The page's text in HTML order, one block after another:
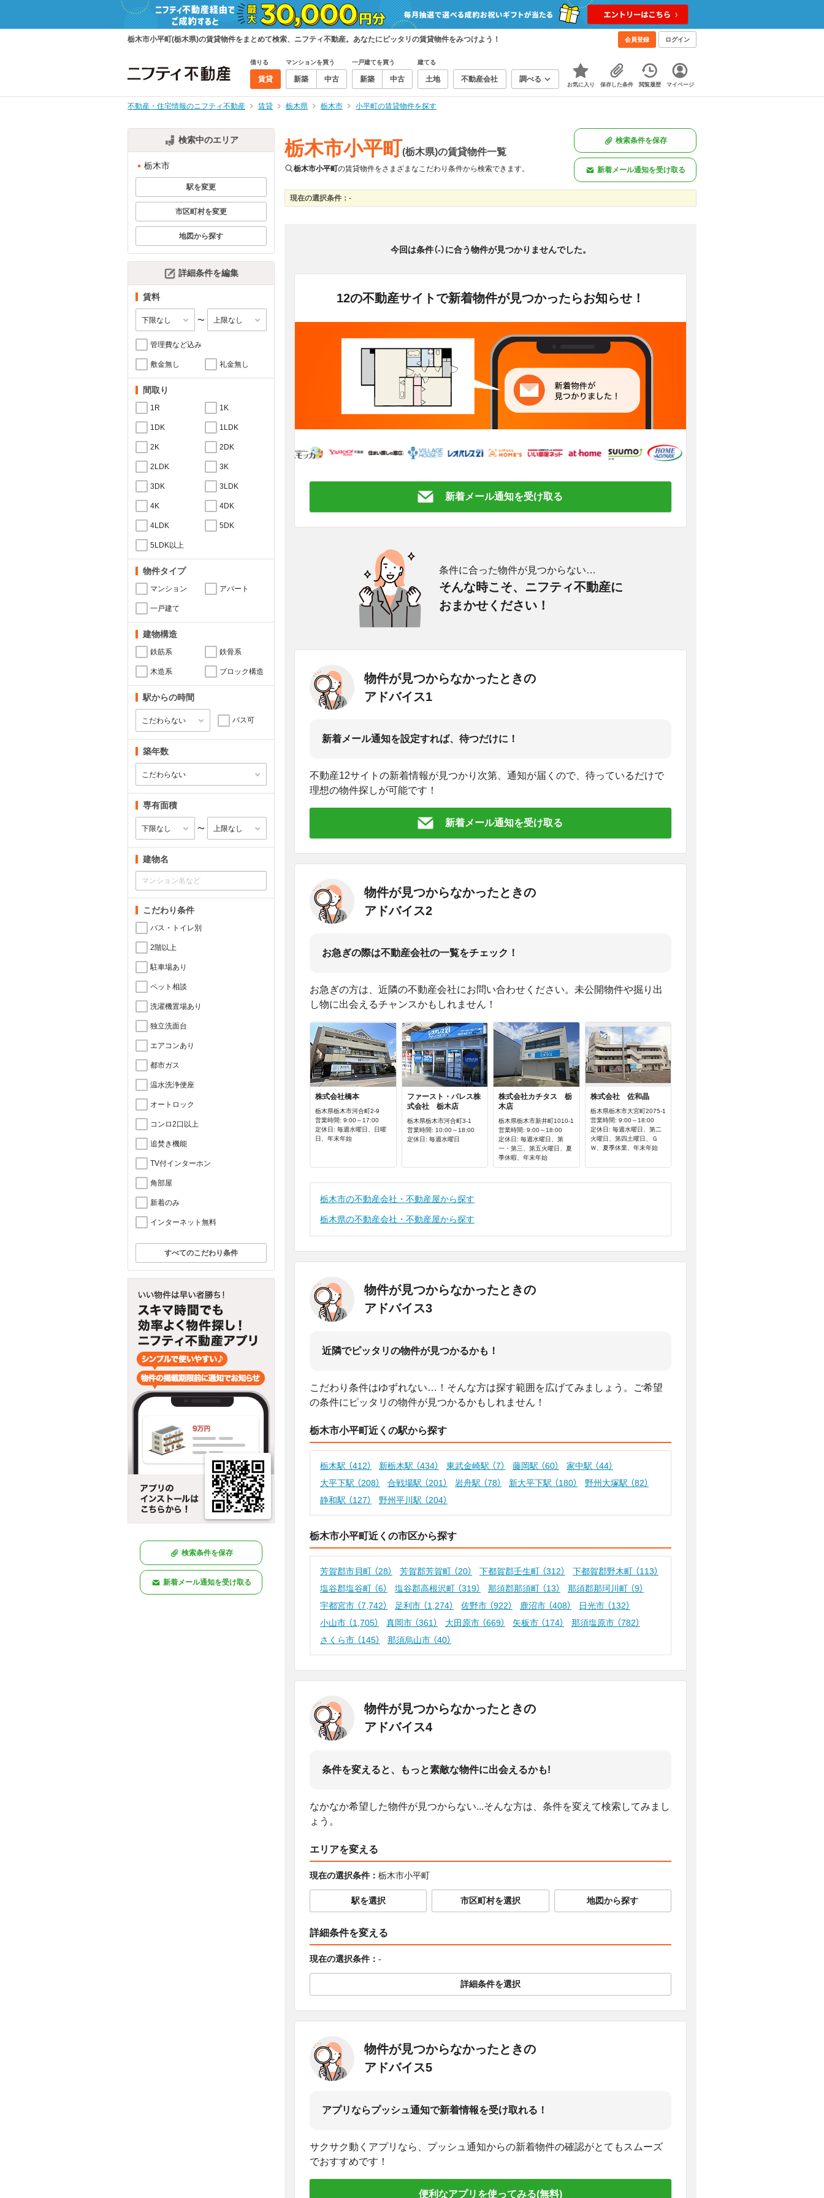
栃木市小平町(栃木県)の賃貸物件をまとめて検索、ニフティ不動産。あなたにピッタリの賃貸物件をみつけよう！ 会員登録 ログイン
借りる
賃貸
マンションを買う
新築 中古
一戸建てを買う
新築 中古
建てる
土地 不動産会社 調べる
お気に入り 保存した条件 閲覧履歴 マイページ
不動産・住宅情報のニフティ不動産 賃貸 栃木県 栃木市 小平町の賃貸物件を探す
検索中のエリア
栃木市
駅を変更
市区町村を変更
地図から探す
詳細条件を編集
賃料
〜
管理費など込み
敷金無し 礼金無し
間取り
1R 1K
1DK 1LDK
2K 2DK
2LDK 3K
3DK 3LDK
4K 4DK
4LDK 5DK
5LDK以上
物件タイプ
マンション アパート
一戸建て
建物構造
鉄筋系 鉄骨系
木造系 ブロック構造
駅からの時間
バス可
築年数
専有面積
〜
建物名
こだわり条件
バス・トイレ別
2階以上
駐車場あり
ペット相談
洗濯機置場あり
独立洗面台
エアコンあり
都市ガス
温水洗浄便座
オートロック
コンロ2口以上
追焚き機能
TV付インターホン
角部屋
新着のみ
インターネット無料
すべてのこだわり条件
検索条件を保存
新着メール通知を受け取る
栃木市小平町(栃木県)の賃貸物件一覧
栃木市小平町の賃貸物件をさまざまなこだわり条件から検索できます。
検索条件を保存
新着メール通知を受け取る
現在の選択条件： -
<
今回は条件（-）に合う物件が見つかりませんでした。
12の不動産サイトで新着物件が見つかったらお知らせ！
新着メール通知を受け取る
条件に合った物件が見つからない…
そんな時こそ、ニフティ不動産に
おまかせください！
物件が見つからなかったときの
アドバイス1
新着メール通知を設定すれば、待つだけに！
不動産12サイトの新着情報が見つかり次第、通知が届くので、待っているだけで
理想の物件探しが可能です！
新着メール通知を受け取る
物件が見つからなかったときの
アドバイス2
お急ぎの際は不動産会社の一覧をチェック！
お急ぎの方は、近隣の不動産会社にお問い合わせください。未公開物件や掘り出
し物に出会えるチャンスかもしれません！
株式会社橋本
栃木県栃木市河合町2-9
営業時間: 9:00～17:00
定休日: 毎週水曜日、日曜
日、年末年始
ファースト・パレス株
式会社 栃木店
栃木県栃木市河合町3-1
営業時間: 10:00～18:00
定休日: 毎週水曜日
株式会社カチタス 栃
木店
栃木県栃木市新井町1010-1
営業時間: 9:00～18:00
定休日: 毎週水曜日、第
一・第三、第五火曜日、夏
季休暇、年末年始
株式会社 佐和晶
栃木県栃木市大宮町2075-1
営業時間: 9:00～18:00
定休日: 毎週水曜日、第二
火曜日、第四土曜日、Ｇ
Ｗ、夏季休業、年末年始
栃木市の不動産会社・不動産屋から探す
栃木県の不動産会社・不動産屋から探す
物件が見つからなかったときの
アドバイス3
近隣でピッタリの物件が見つかるかも！
こだわり条件はゆずれない…！そんな方は探す範囲を広げてみましょう。ご希望
の条件にピッタリの物件が見つかるかもしれません！
栃木市小平町近くの駅から探す
栃木駅 （412） 新栃木駅 （434） 東武金崎駅 （7） 藤岡駅 （60） 家中駅 （44）
大平下駅 （208） 合戦場駅 （201） 岩舟駅 （78） 新大平下駅 （180） 野州大塚駅 （82）
静和駅 （127） 野州平川駅 （204）
栃木市小平町近くの市区から探す
芳賀郡市貝町 （28） 芳賀郡芳賀町 （20） 下都賀郡壬生町 （312） 下都賀郡野木町 （113）
塩谷郡塩谷町 （6） 塩谷郡高根沢町 （319） 那須郡那須町 （13） 那須郡那珂川町 （9）
宇都宮市 （7,742） 足利市 （1,274） 佐野市 （922） 鹿沼市 （408） 日光市 （132）
小山市 （1,705） 真岡市 （361） 大田原市 （669） 矢板市 （174） 那須塩原市 （782）
さくら市 （145） 那須烏山市 （40）
物件が見つからなかったときの
アドバイス4
条件を変えると、もっと素敵な物件に出会えるかも!
なかなか希望した物件が見つからない...そんな方は、条件を変えて検索してみまし
ょう。
エリアを変える
現在の選択条件： 栃木市小平町
駅を選択 市区町村を選択 地図から探す
詳細条件を変える
現在の選択条件： -
詳細条件を選択
物件が見つからなかったときの
アドバイス5
アプリならプッシュ通知で新着情報を受け取れる！
サクサク動くアプリなら、プッシュ通知からの新着物件の確認がとてもスムーズ
でおすすめです！
便利なアプリを使ってみる(無料)